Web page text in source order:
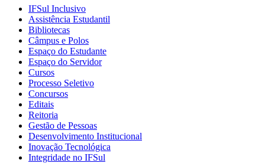
IFSul Inclusivo
Assistência Estudantil
Bibliotecas
Câmpus e Polos
Espaço do Estudante
Espaço do Servidor
Cursos
Processo Seletivo
Concursos
Editais
Reitoria
Gestão de Pessoas
Desenvolvimento Institucional
Inovação Tecnológica
Integridade no IFSul